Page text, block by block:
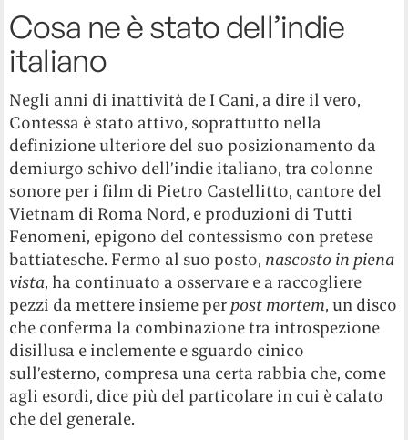
Cosa ne è stato dell’indie
italiano
Negli anni di inattività de I Cani, a dire il vero,
Contessa è stato attivo, soprattutto nella
definizione ulteriore del suo posizionamento da
demiurgo schivo dell’indie italiano, tra colonne
sonore per i film di Pietro Castellitto, cantore del
Vietnam di Roma Nord, e produzioni di Tutti
Fenomeni, epigono del contessismo con pretese
battiatesche. Fermo al suo posto, nascosto in piena
vista, ha continuato a osservare e a raccogliere
pezzi da mettere insieme per post mortem, un disco
che conferma la combinazione tra introspezione
disillusa e inclemente e sguardo cinico
sull’esterno, compresa una certa rabbia che, come
agli esordi, dice più del particolare in cui è calato
che del generale.